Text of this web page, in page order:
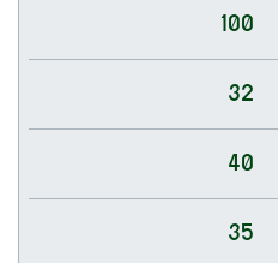
100
32
40
35